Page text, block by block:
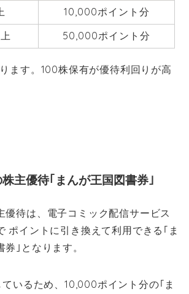
10,000ポイント分
50,000ポイント分
ます。100株保有が優待利回りが高
主優待｢まんが王国図書券｣
優待は、電子コミック配信サービス
ポイントに引き換えて利用できる｢ま
｣となります。
いるため、10,000ポイント分の｢ま